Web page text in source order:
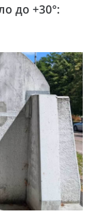
до +30°: